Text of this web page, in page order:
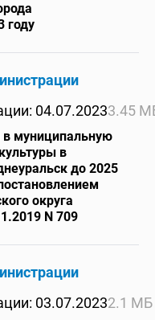
году
04.07.20233.45
в муниципальную
в
до 2025
округа
N 709
03.07.20232.1 МБ